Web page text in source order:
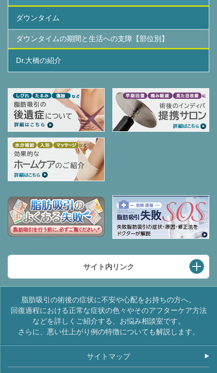
ダウンタイム
ダウンタイムの期間と生活への支障【部位別】
Dr.大橋の紹介
サイト内リンク
TOPページ
回復過程に見られる症状
痛み
腫れ・むくみ
脂肪吸引の術後の症状に不安や心配をお持ちの方へ。
回復過程における正常な症状の色々やそのアフターケア方法
などを詳しくご紹介する、お悩み相談室です。
さらに、悪い仕上がり例の特徴についても解説します。
サイトマップ